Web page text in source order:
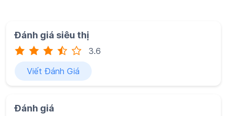
Đăng ngày: 19-06-2026
Đánh giá
(Translated by Google) The staff were enthusiastic and
friendly, the goods were plentiful and clean, definitely